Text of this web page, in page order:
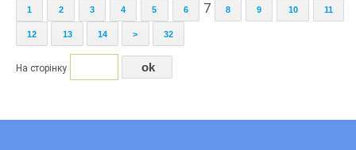
1 2 3 4 5 6 7 8 9 10 11
12 13 14 > 32
На сторінку